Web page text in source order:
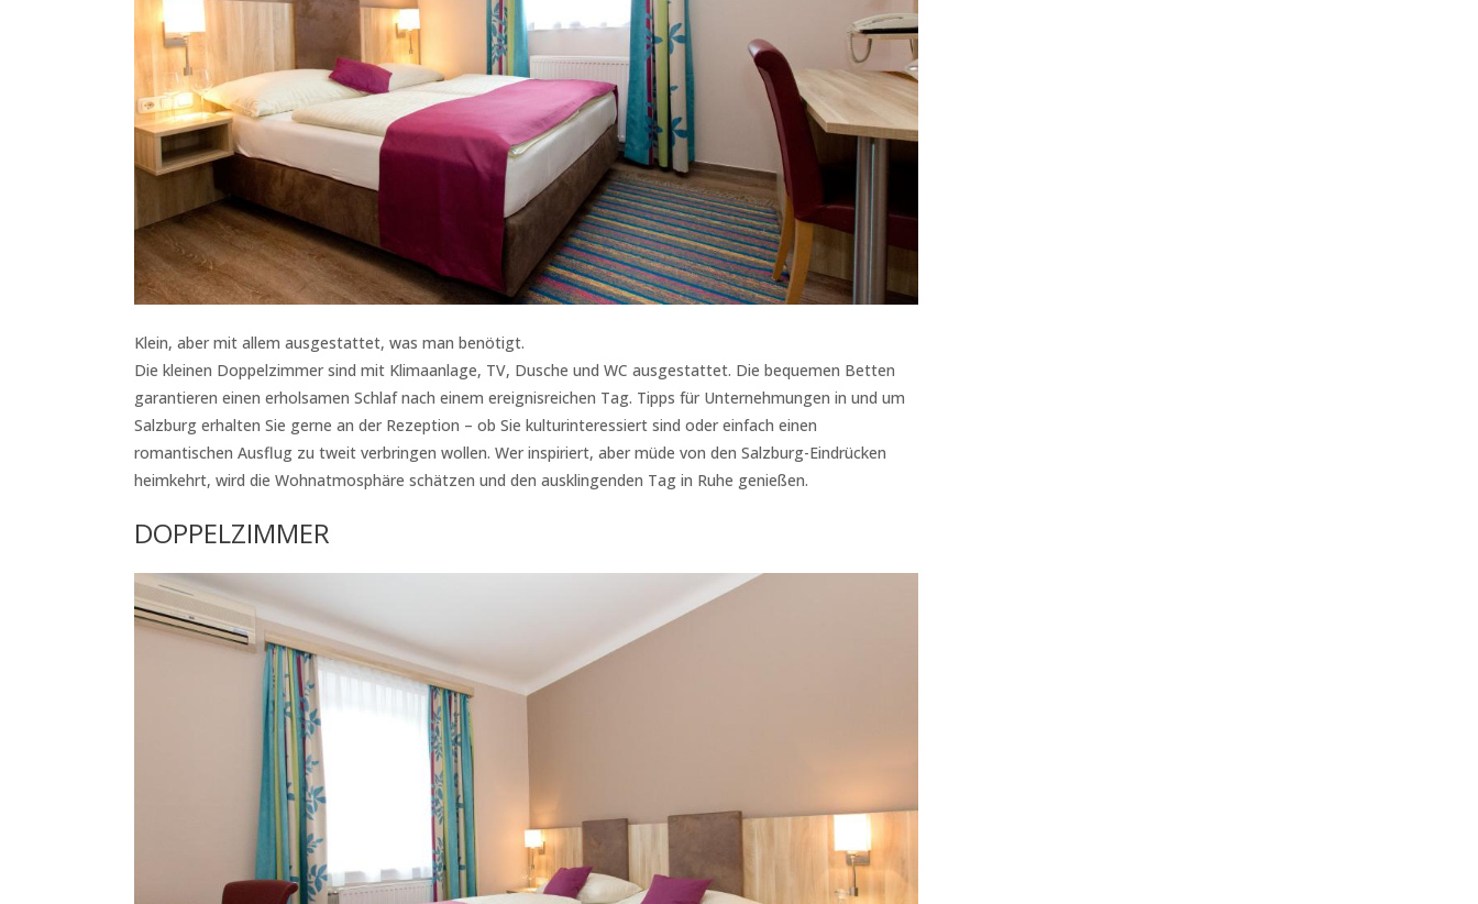
Klein, aber mit allem ausgestattet, was man benötigt.
Die kleinen Doppelzimmer sind mit Klimaanlage, TV, Dusche und WC ausgestattet. Die bequemen Betten
garantieren einen erholsamen Schlaf nach einem ereignisreichen Tag. Tipps für Unternehmungen in und um
Salzburg erhalten Sie gerne an der Rezeption – ob Sie kulturinteressiert sind oder einfach einen
romantischen Ausflug zu tweit verbringen wollen. Wer inspiriert, aber müde von den Salzburg-Eindrücken
heimkehrt, wird die Wohnatmosphäre schätzen und den ausklingenden Tag in Ruhe genießen.
DOPPELZIMMER